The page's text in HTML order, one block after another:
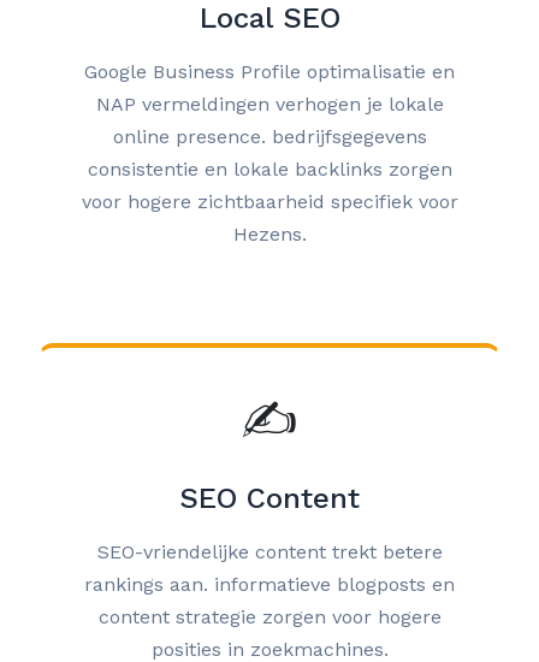
Local SEO
Google Business Profile optimalisatie en
NAP vermeldingen verhogen je lokale
online presence. bedrijfsgegevens
consistentie en lokale backlinks zorgen
voor hogere zichtbaarheid specifiek voor
Hezens.
✍️
SEO Content
SEO-vriendelijke content trekt betere
rankings aan. informatieve blogposts en
content strategie zorgen voor hogere
posities in zoekmachines.